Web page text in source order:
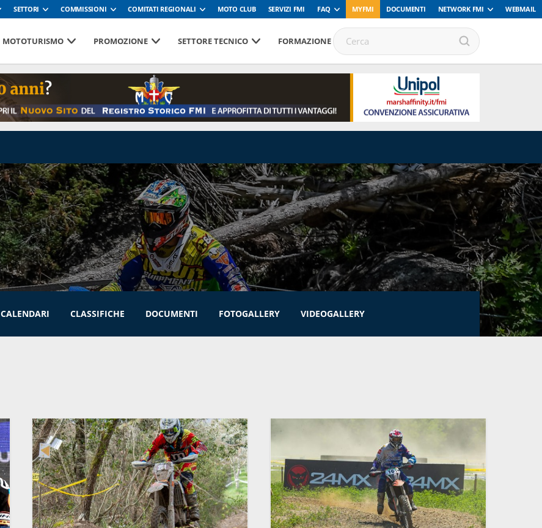
SETTORI COMMISSIONI COMITATI REGIONALI MOTO CLUB SERVIZI FMI FAQ MYFMI DOCUMENTI NETWORK FMI WEBMAIL
MOTOTURISMO PROMOZIONE SETTORE TECNICO FORMAZIONE
CALENDARI CLASSIFICHE DOCUMENTI FOTOGALLERY VIDEOGALLERY